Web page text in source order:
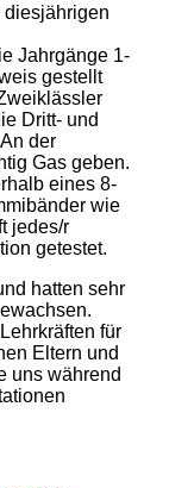
Jahrgänge 1-
gestellt
Dritt- und
der
Gas geben.
eines 8-
wie
jedes/r
getestet.
hatten sehr
für
Eltern und
uns während